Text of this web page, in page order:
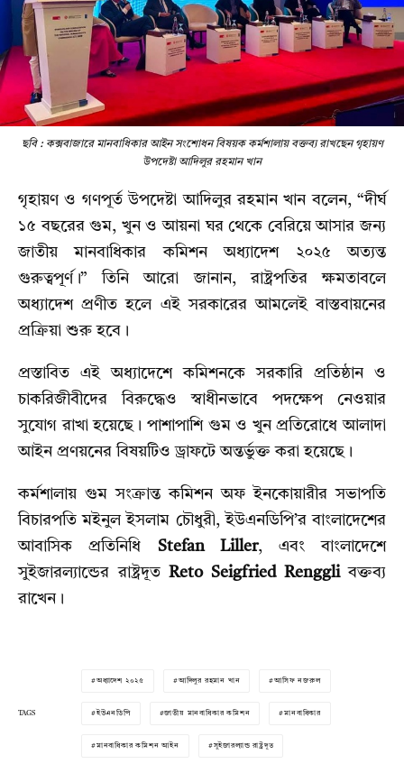
ছবি : কক্সবাজারে মানবাধিকার আইন সংশোধন বিষয়ক কর্মশালায় বক্তব্য রাখছেন গৃহায়ণ
উপদেষ্টা আদিলুর রহমান খান
গৃহায়ণ ও গণপূর্ত উপদেষ্টা আদিলুর রহমান খান বলেন, “দীর্ঘ
১৫ বছরের গুম, খুন ও আয়না ঘর থেকে বেরিয়ে আসার জন্য
জাতীয় মানবাধিকার কমিশন অধ্যাদেশ ২০২৫ অত্যন্ত
গুরুত্বপূর্ণ।” তিনি আরো জানান, রাষ্ট্রপতির ক্ষমতাবলে
অধ্যাদেশ প্রণীত হলে এই সরকারের আমলেই বাস্তবায়নের
প্রক্রিয়া শুরু হবে।
প্রস্তাবিত এই অধ্যাদেশে কমিশনকে সরকারি প্রতিষ্ঠান ও
চাকরিজীবীদের বিরুদ্ধেও স্বাধীনভাবে পদক্ষেপ নেওয়ার
সুযোগ রাখা হয়েছে। পাশাপাশি গুম ও খুন প্রতিরোধে আলাদা
আইন প্রণয়নের বিষয়টিও ড্রাফটে অন্তর্ভুক্ত করা হয়েছে।
কর্মশালায় গুম সংক্রান্ত কমিশন অফ ইনকোয়ারীর সভাপতি
বিচারপতি মইনুল ইসলাম চৌধুরী, ইউএনডিপি’র বাংলাদেশের
আবাসিক প্রতিনিধি Stefan Liller, এবং বাংলাদেশে
সুইজারল্যান্ডের রাষ্ট্রদূতReto Seigfried Renggliবক্তব্য
রাখেন।
TAGS
অধ্যাদেশ ২০২৫ আদিলুর রহমান খান আসিফ নজরুল
ইউএনডিপি জাতীয় মানবাধিকার কমিশন মানবাধিকার
মানবাধিকার কমিশন আইন সুইজারল্যান্ড রাষ্ট্রদূত